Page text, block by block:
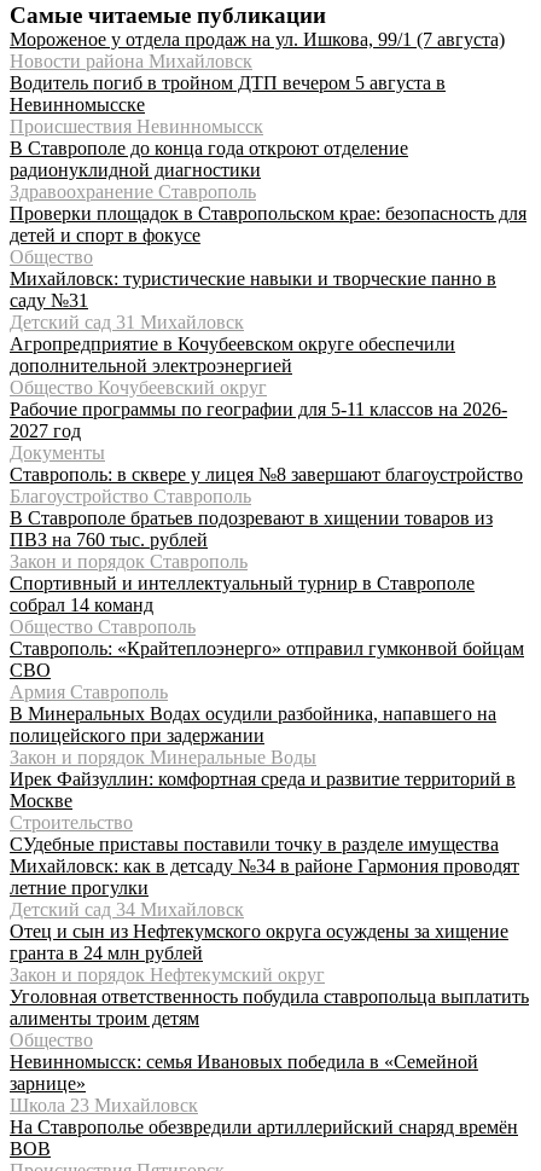
Самые читаемые публикации
Мороженое у отдела продаж на ул. Ишкова, 99/1 (7 августа)
Новости района Михайловск
Водитель погиб в тройном ДТП вечером 5 августа в
Невинномысске
Происшествия Невинномысск
В Ставрополе до конца года откроют отделение
радионуклидной диагностики
Здравоохранение Ставрополь
Проверки площадок в Ставропольском крае: безопасность для
детей и спорт в фокусе
Общество
Михайловск: туристические навыки и творческие панно в
саду №31
Детский сад 31 Михайловск
Агропредприятие в Кочубеевском округе обеспечили
дополнительной электроэнергией
Общество Кочубеевский округ
Рабочие программы по географии для 5-11 классов на 2026-
2027 год
Документы
Ставрополь: в сквере у лицея №8 завершают благоустройство
Благоустройство Ставрополь
В Ставрополе братьев подозревают в хищении товаров из
ПВЗ на 760 тыс. рублей
Закон и порядок Ставрополь
Спортивный и интеллектуальный турнир в Ставрополе
собрал 14 команд
Общество Ставрополь
Ставрополь: «Крайтеплоэнерго» отправил гумконвой бойцам
СВО
Армия Ставрополь
В Минеральных Водах осудили разбойника, напавшего на
полицейского при задержании
Закон и порядок Минеральные Воды
Ирек Файзуллин: комфортная среда и развитие территорий в
Москве
Строительство
СУдебные приставы поставили точку в разделе имущества
Михайловск: как в детсаду №34 в районе Гармония проводят
летние прогулки
Детский сад 34 Михайловск
Отец и сын из Нефтекумского округа осуждены за хищение
гранта в 24 млн рублей
Закон и порядок Нефтекумский округ
Уголовная ответственность побудила ставропольца выплатить
алименты троим детям
Общество
Невинномысск: семья Ивановых победила в «Семейной
зарнице»
Школа 23 Михайловск
На Ставрополье обезвредили артиллерийский снаряд времён
ВОВ